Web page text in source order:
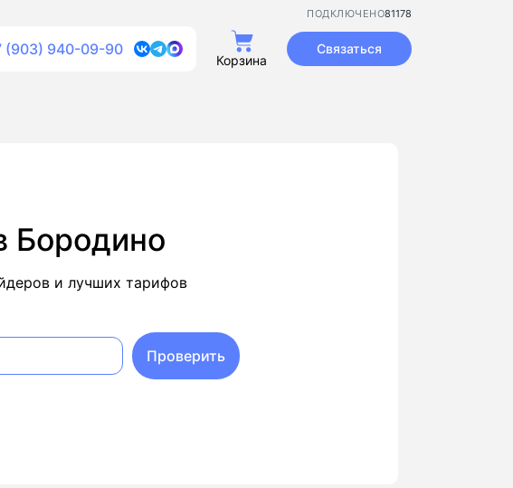
81178
ПОДКЛЮЧЕНО
(903) 940-09-90
Корзина
Связаться
Бородино
и лучших тарифов
Проверить